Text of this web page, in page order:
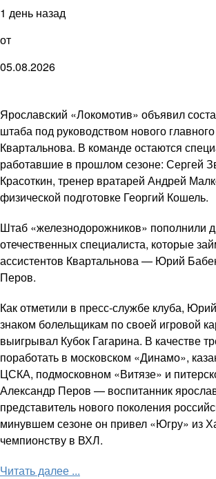
1 день назад
от
05.08.2026
Ярославский «Локомотив» объявил
штаба под руководством нового
Квартальнова. В команде остаются
работавшие в прошлом сезоне: Сергей
Красоткин, тренер вратарей Андрей
физической подготовке Георгий Кошель.
Штаб «железнодорожников» пополнили
отечественных специалиста, которые
ассистентов Квартальнова — Юрий
Перов.
Как отметили в пресс-службе клуба,
знаком болельщикам по своей игровой
выигрывал Кубок Гагарина. В качестве
поработать в московском «Динамо»,
ЦСКА, подмосковном «Витязе» и
Александр Перов — воспитанник
представитель нового поколения
минувшем сезоне он привел «Югру» из
чемпионству в ВХЛ.
Читать далее ...